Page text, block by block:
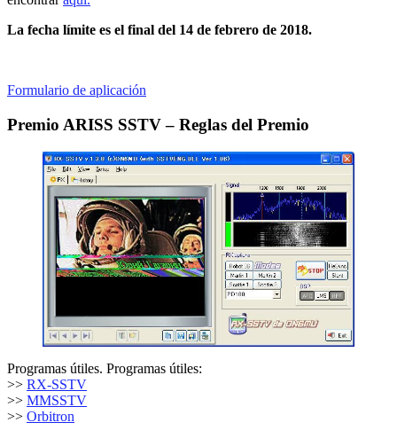
La fecha límite es el final del 14 de febrero de 2018.
Formulario de aplicación
Premio ARISS SSTV – Reglas del Premio
Programas útiles. Programas útiles:
>> RX-SSTV
>> MMSSTV
>> Orbitron